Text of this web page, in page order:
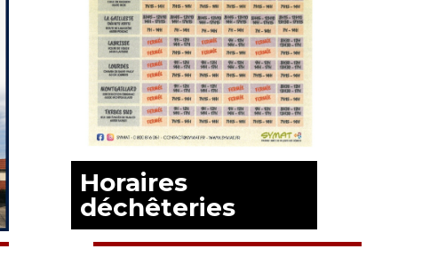
Horaires
déchêteries